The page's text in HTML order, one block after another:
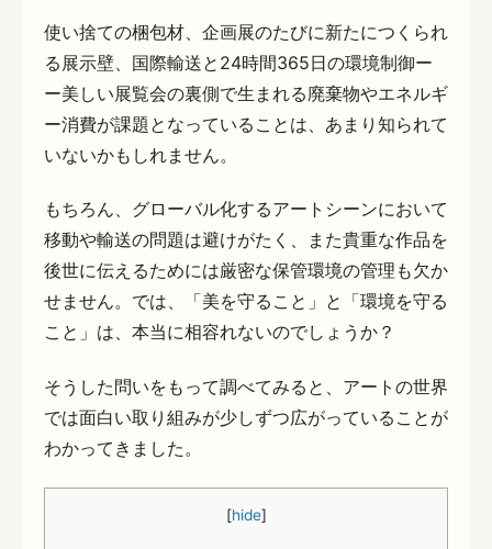
使い捨ての梱包材、企画展のたびに新たにつくられ
る展示壁、国際輸送と24時間365日の環境制御ー
ー美しい展覧会の裏側で生まれる廃棄物やエネルギ
ー消費が課題となっていることは、あまり知られて
いないかもしれません。
もちろん、グローバル化するアートシーンにおいて
移動や輸送の問題は避けがたく、また貴重な作品を
後世に伝えるためには厳密な保管環境の管理も欠か
せません。では、「美を守ること」と「環境を守る
こと」は、本当に相容れないのでしょうか？
そうした問いをもって調べてみると、アートの世界
では面白い取り組みが少しずつ広がっていることが
わかってきました。
[hide]